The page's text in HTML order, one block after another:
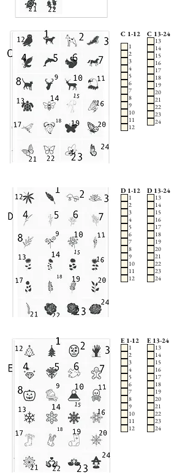
C 13-24
13
14
15
16
17
18
19
20
21
22
23
24
C 1-12
1
2
3
4
5
6
7
8
9
10
11
12
D 1-12
1
2
3
4
5
6
7
8
9
10
11
12
D 13-24
13
14
15
16
17
18
19
20
21
22
23
24
E 1-12
1
2
3
4
5
6
7
8
9
10
11
12
E 13-24
13
14
15
16
17
18
19
20
21
22
23
24